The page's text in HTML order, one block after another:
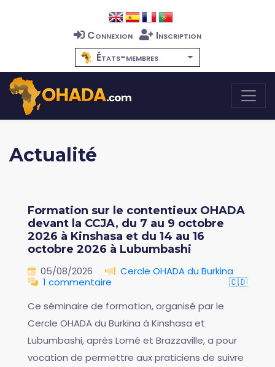
Connexion
Inscription
États-membres
Actualité
Formation sur le contentieux OHADA
devant la CCJA, du 7 au 9 octobre
2026 à Kinshasa et du 14 au 16
octobre 2026 à Lubumbashi
05/08/2026
Cercle OHADA du Burkina
1 commentaire
🇨🇩
Ce séminaire de formation, organisé par le
Cercle OHADA du Burkina à Kinshasa et
Lubumbashi, après Lomé et Brazzaville, a pour
vocation de permettre aux praticiens de suivre